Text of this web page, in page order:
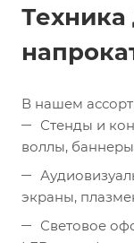
Техника
В нашем
Стенды и
воллы,
экраны,
Световое